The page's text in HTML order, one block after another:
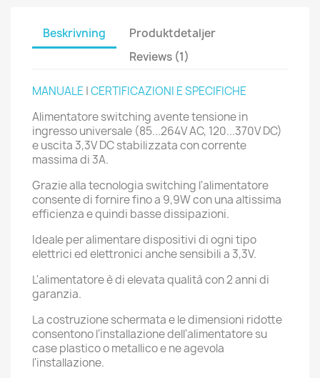
Beskrivning
Produktdetaljer
Reviews (1)
MANUALE|CERTIFICAZIONI E SPECIFICHE
Alimentatore switching avente tensione in
ingresso universale (85...264V AC, 120...370V DC)
e uscita 3,3V DC stabilizzata con corrente
massima di 3A.
Grazie alla tecnologia switching l'alimentatore
consente di fornire fino a 9,9W con una altissima
efficienza e quindi basse dissipazioni.
Ideale per alimentare dispositivi di ogni tipo
elettrici ed elettronici anche sensibili a 3,3V.
L'alimentatore è di elevata qualità con 2 anni di
garanzia.
La costruzione schermata e le dimensioni ridotte
consentono l'installazione dell'alimentatore su
case plastico o metallico e ne agevola
l'installazione.